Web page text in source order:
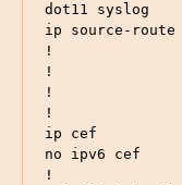
dot11 syslog
ip source-route
!
!
!
!
ip cef
no ipv6 cef
!